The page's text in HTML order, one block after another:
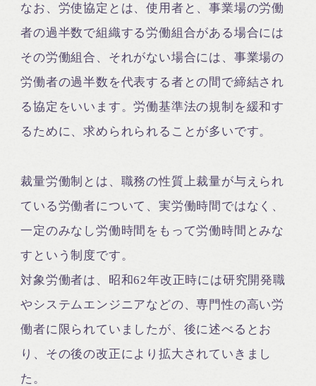
なお、労使協定とは、使用者と、事業場の労働
者の過半数で組織する労働組合がある場合には
その労働組合、それがない場合には、事業場の
労働者の過半数を代表する者との間で締結され
る協定をいいます。労働基準法の規制を緩和す
るために、求められられることが多いです。
裁量労働制とは、職務の性質上裁量が与えられ
ている労働者について、実労働時間ではなく、
一定のみなし労働時間をもって労働時間とみな
すという制度です。
対象労働者は、昭和62年改正時には研究開発職
やシステムエンジニアなどの、専門性の高い労
働者に限られていましたが、後に述べるとお
り、その後の改正により拡大されていきまし
た。